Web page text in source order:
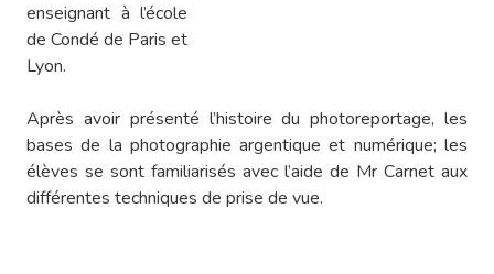
enseignant à l’école
de Condé de Paris et
Lyon.
Après avoir présenté l’histoire du photoreportage, les
bases de la photographie argentique et numérique; les
élèves se sont familiarisés avec l’aide de Mr Carnet aux
différentes techniques de prise de vue.